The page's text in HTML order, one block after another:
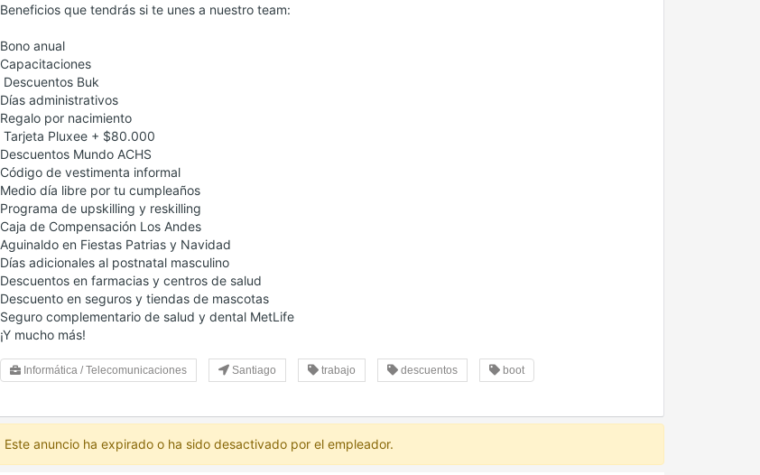
Beneficios que tendrás si te unes a nuestro team:
Bono anual
Capacitaciones
️ Descuentos Buk
Días administrativos
Regalo por nacimiento
️ Tarjeta Pluxee + $80.000
Descuentos Mundo ACHS
Código de vestimenta informal
Medio día libre por tu cumpleaños
Programa de upskilling y reskilling
Caja de Compensación Los Andes
Aguinaldo en Fiestas Patrias y Navidad
Días adicionales al postnatal masculino
Descuentos en farmacias y centros de salud
Descuento en seguros y tiendas de mascotas
Seguro complementario de salud y dental MetLife
¡Y mucho más!
Informática / Telecomunicaciones Santiago trabajo descuentos boot
Este anuncio ha expirado o ha sido desactivado por el empleador.